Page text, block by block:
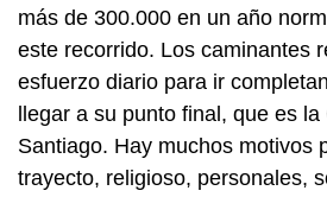
más de 300.000 en un año
este recorrido. Los caminantes
esfuerzo diario para ir
llegar a su punto final, que es
Santiago. Hay muchos motivos
trayecto, religioso, personales,